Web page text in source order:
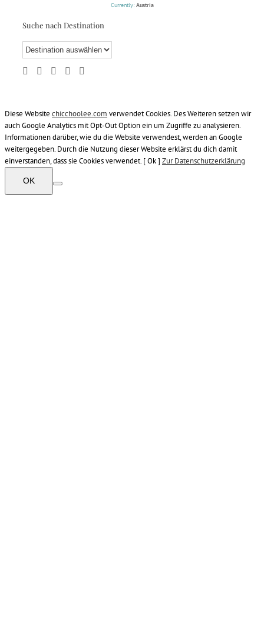
Currently: Austria
Suche nach Destination
Diese Website chicchoolee.com verwendet Cookies. Des Weiteren setzen wir
auch Google Analytics mit Opt-Out Option ein um Zugriffe zu analysieren.
Informationen darüber, wie du die Website verwendest, werden an Google
weitergegeben. Durch die Nutzung dieser Website erklärst du dich damit
einverstanden, dass sie Cookies verwendet. [ Ok ] Zur Datenschutzerklärung
OK